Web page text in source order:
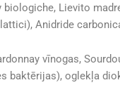
biologiche, Lievito
Anidride
vīnogas,
baktērijas), oglekļa